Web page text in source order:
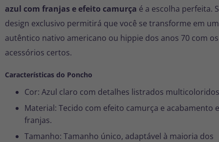
azul com franjas e efeito camurça é a escolha perfeita.
design exclusivo permitirá que você se transforme em um
autêntico nativo americano ou hippie dos anos 70 com os
acessórios certos.
Características do Poncho
Cor: Azul claro com detalhes listrados
Material: Tecido com efeito camurça e acabamento
franjas.
Tamanho: Tamanho único, adaptável à maioria dos